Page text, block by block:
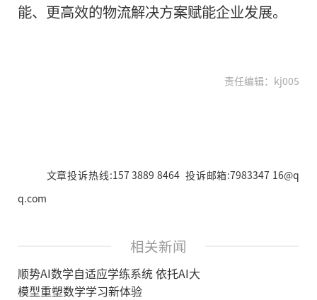
能、更高效的物流解决方案赋能企业发展。
责任编辑：kj005
文章投诉热线:157 3889 8464 投诉邮箱:7983347 16@q
q.com
相关新闻
顺势AI数学自适应学练系统 依托AI大
模型重塑数学学习新体验